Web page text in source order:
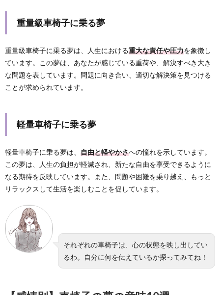
重量級車椅子に乗る夢
重量級車椅子に乗る夢は、人生における重大な責任や圧力を象徴し
ています。この夢は、あなたが感じている重荷や、解決すべき大き
な問題を表しています。問題に向き合い、適切な解決策を見つける
ことが求められています。
軽量車椅子に乗る夢
軽量車椅子に乗る夢は、 自由と軽やかさへの憧れを示しています。
この夢は、人生の負担が軽減され、新たな自由を享受できるように
なる期待を反映しています。また、問題や困難を乗り越え、もっと
リラックスして生活を楽しむことを促しています。
それぞれの車椅子は、心の状態を映し出してい
るわ。自分に何を伝えているか探ってみてね！